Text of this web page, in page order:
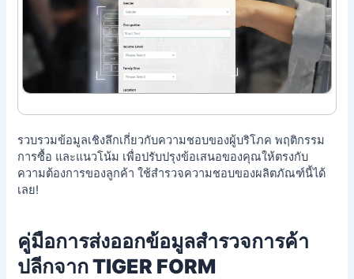
รวบรวมข้อมูลเชิงลึกเกี่ยวกับความชอบของผู้บริโภค พฤติกรรม
การซื้อ และแนวโน้ม เพื่อปรับปรุงข้อเสนอของคุณให้ตรงกับ
ความต้องการของลูกค้า ใช้สำรวจความชอบของผลิตภัณฑ์นี้ได้
เลย!
คู่มือการส่งออกข้อมูลสำรวจการค้า
ปลีกจาก TIGER FORM